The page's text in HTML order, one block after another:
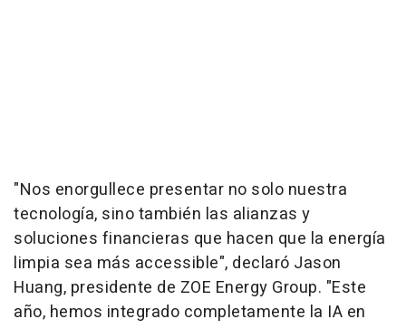
"Nos enorgullece presentar no solo nuestra
tecnología, sino también las alianzas y
soluciones financieras que hacen que la energía
limpia sea más accessible", declaró Jason
Huang, presidente de ZOE Energy Group. "Este
año, hemos integrado completamente la IA en